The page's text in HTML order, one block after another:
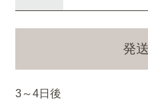
発
3～4日後